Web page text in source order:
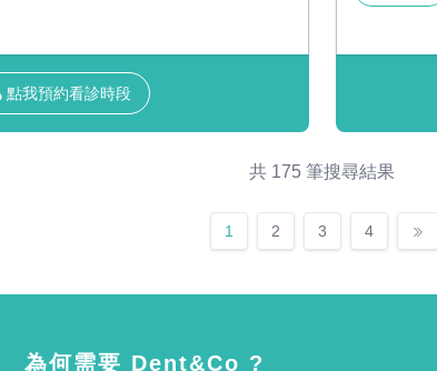
點我預約看診時段
共 175 筆搜尋結果
1 2 3 4
為何需要 Dent&Co ?